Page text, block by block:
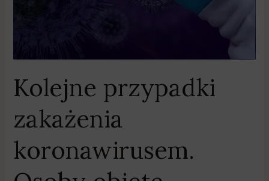
Kolejne przypadki
zakażenia
koronawirusem.